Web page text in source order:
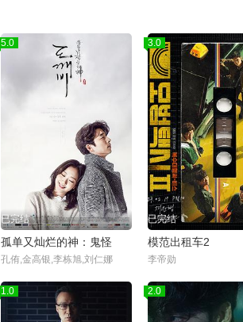
5.0
已完结
孤单又灿烂的神：鬼怪
孔侑,金高银,李栋旭,刘仁娜
3.0
已完结
模范出租车2
李帝勋
1.0 2.0